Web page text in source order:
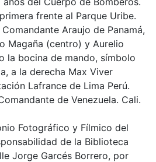
frente al Parque Uribe.
Araujo de Panamá,
Magaña (centro) y Aurelio
la bocina de mando, símbolo
a la derecha Max Viver
Lafrance de Lima Perú.
de Venezuela. Cali.
Fotográfico y Fílmico del
de la Biblioteca
Jorge Garcés Borrero, por